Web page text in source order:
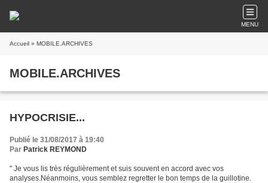
MENU
Accueil » MOBILE.ARCHIVES
MOBILE.ARCHIVES
HYPOCRISIE...
Publié le 31/08/2017 à 19:40
Par Patrick REYMOND
" Je vous lis très régulièrement et suis souvent en accord avec vos
analyses.Néanmoins, vous semblez regretter le bon temps de la guillotine.